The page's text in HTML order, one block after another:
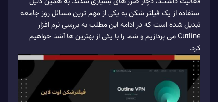
استفاده از یک فیلتر شکن به یکی از مهم ترین مسائل روز جامعه
تبدیل شده است که در ادامه این مطلب به بررسی نرم افزار
Outline می پردازیم و شما را با یکی از بهترین ها آشنا خواهیم
کرد.